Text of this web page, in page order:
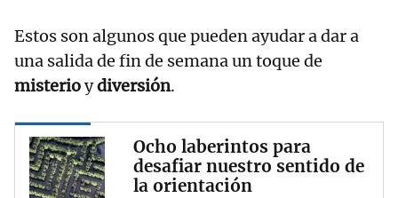
Estos son algunos que pueden ayudar a dar a
una salida de fin de semana un toque de
misterioydiversión.
Ocho laberintos para
desafiar nuestro sentido de
la orientación